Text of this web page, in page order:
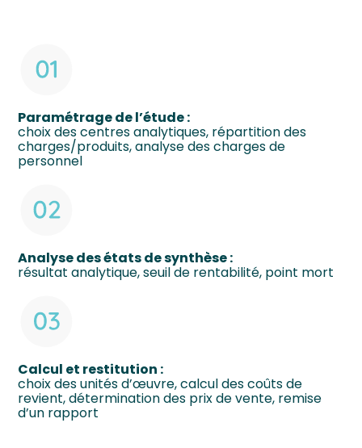
Paramétrage de l’étude :
choix des centres analytiques, répartition des
charges/produits, analyse des charges de
personnel
Analyse des états de synthèse :
résultat analytique, seuil de rentabilité, point mort
Calcul et restitution :
choix des unités d’œuvre, calcul des coûts de
revient, détermination des prix de vente, remise
d’un rapport